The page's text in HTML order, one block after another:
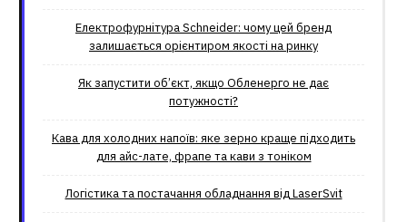
Електрофурнітура Schneider: чому цей бренд
залишається орієнтиром якості на ринку
Як запустити об’єкт, якщо Обленерго не дає
потужності?
Кава для холодних напоїв: яке зерно краще підходить
для айс-лате, фрапе та кави з тоніком
Логістика та постачання обладнання від LaserSvit